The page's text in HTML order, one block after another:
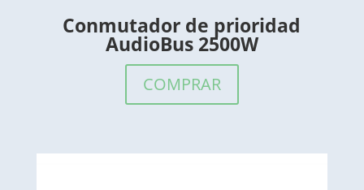
Conmutador de prioridad
AudioBus 2500W
COMPRAR